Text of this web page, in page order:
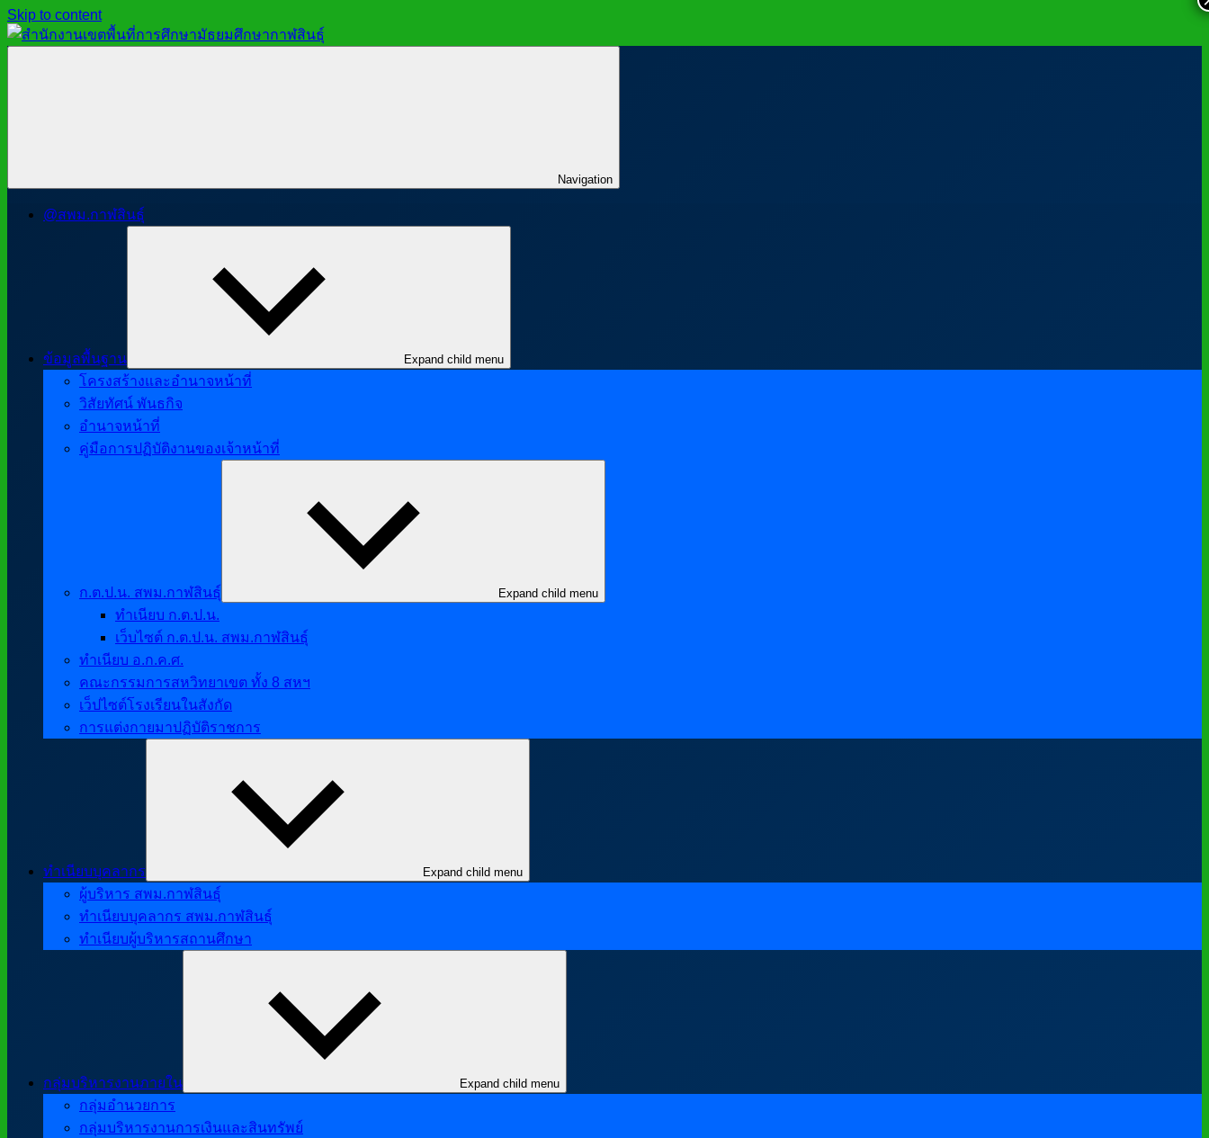
Skip to content
มัธยมศึกษา
กาฬสินธุ์
ศึกษา
มัธยมศึกษา
Navigation
@สพม.กาฬสินธุ์
ข้อมูลพื้นฐาน Expand child menu
โครงสร้างและอำนาจหน้าที่
วิสัยทัศน์ พันธกิจ
อำนาจหน้าที่
คู่มือการปฏิบัติงานของเจ้าหน้าที่
ก.ต.ป.น. สพม.กาฬสินธุ์ Expand child menu
ทำเนียบ ก.ต.ป.น.
เว็บไซต์ ก.ต.ป.น. สพม.กาฬสินธุ์
ทำเนียบ อ.ก.ค.ศ.
คณะกรรมการสหวิทยาเขต ทั้ง 8 สหฯ
เว็ปไซต์โรงเรียนในสังกัด
การแต่งกายมาปฏิบัติราชการ
ทำเนียบบุคลากร Expand child menu
ผู้บริหาร สพม.กาฬสินธุ์
ทำเนียบบุคลากร สพม.กาฬสินธุ์
ทำเนียบผู้บริหารสถานศึกษา
กลุ่มบริหารงานภายใน Expand child menu
กลุ่มอำนวยการ
กลุ่มบริหารงานการเงินและสินทรัพย์